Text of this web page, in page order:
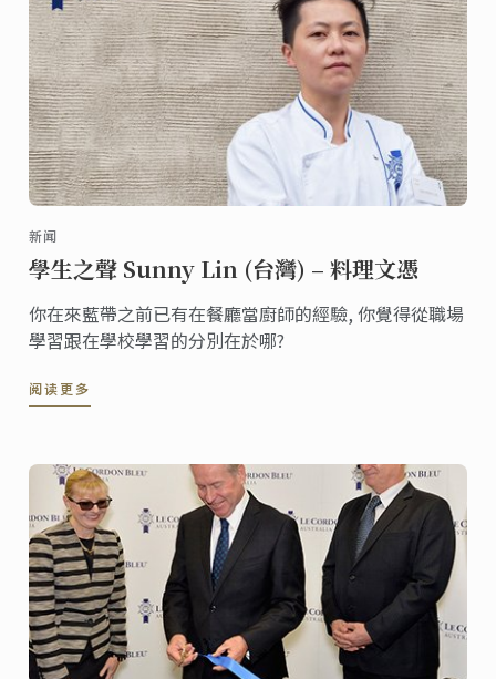
新闻
學生之聲 Sunny Lin (台灣) – 料理文憑
你在來藍帶之前已有在餐廳當廚師的經驗, 你覺得從職場
學習跟在學校學習的分別在於哪?
阅读更多